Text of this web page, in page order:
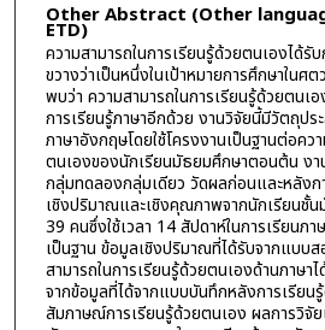
Other Abstract (Other
ETD)
ความสามารถในการเรียนรู้ด้วยตนเองได้รั
ขวางว่าเป็นหนึ่งในเป้าหมายการศึกษาในศ
พบว่า ความสามารถในการเรียนรู้ด้วยตนเ
การเรียนรู้ภาษาอีกด้วย งานวิจัยนี้มีวัตถุป
ภาษาอังกฤษโดยใช้โครงงานเป็นฐานต่อคว
ตนเองของนักเรียนมัธยมศึกษาตอนต้น งา
กลุ่มทดลองกลุ่มเดียว วัดผลก่อนและหลัง
เชิงปริมาณและเชิงคุณภาพจากนักเรียนชั้
39 คนซึ่งใช้เวลา 14 สัปดาห์ในการเรียนภา
เป็นฐาน ข้อมูลเชิงปริมาณที่ได้รับจากแบบ
สามารถในการเรียนรู้ด้วยตนเองด้านภาษา
จากข้อมูลที่ได้จากแบบบันทึกหลังการเรียน
สัมภาษณ์การเรียนรู้ด้วยตนเอง ผลการวิจัย